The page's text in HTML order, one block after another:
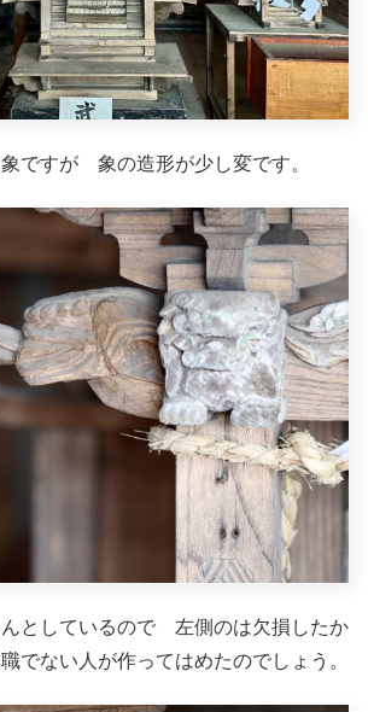
ですが 象の造形が少し変です。
んとしているので 左側のは欠損したか
でない人が作ってはめたのでしょう。